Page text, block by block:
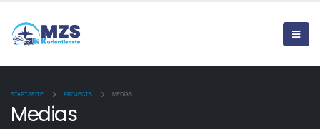
STARTSEITE PROJECTS MEDIAS
Medias